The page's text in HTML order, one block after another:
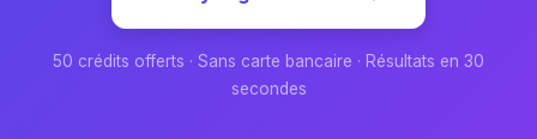
50 crédits offerts · Sans carte bancaire · Résultats en 30
secondes